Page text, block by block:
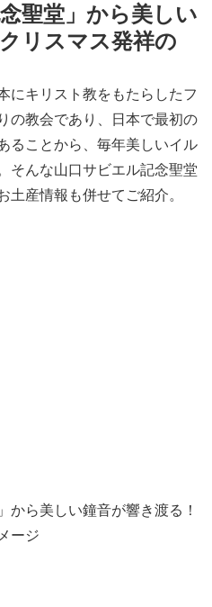
聖堂」から美しい
リスマス発祥の
にキリスト教をもたらしたフ
の教会であり、日本で最初の
ることから、毎年美しいイル
そんな山口サビエル記念聖堂
土産情報も併せてご紹介。